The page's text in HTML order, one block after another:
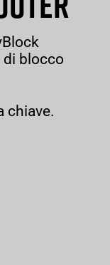
blocco
chiave.